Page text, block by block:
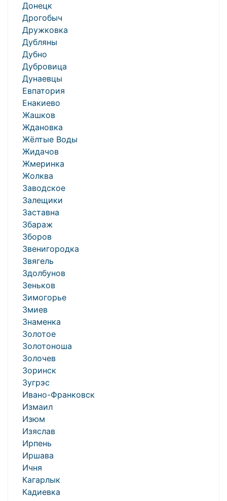
Донецк
Дрогобыч
Дружковка
Дубляны
Дубно
Дубровица
Дунаевцы
Евпатория
Енакиево
Жашков
Ждановка
Жёлтые Воды
Жидачов
Жмеринка
Жолква
Заводское
Залещики
Заставна
Збараж
Зборов
Звенигородка
Звягель
Здолбунов
Зеньков
Зимогорье
Змиев
Знаменка
Золотое
Золотоноша
Золочев
Зоринск
Зугрэс
Ивано-Франковск
Измаил
Изюм
Изяслав
Ирпень
Иршава
Ичня
Кагарлык
Кадиевка